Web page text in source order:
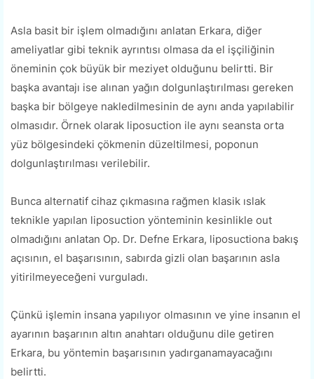
Asla basit bir işlem olmadığını anlatan Erkara, diğer
ameliyatlar gibi teknik ayrıntısı olmasa da el işçiliğinin
öneminin çok büyük bir meziyet olduğunu belirtti. Bir
başka avantajı ise alınan yağın dolgunlaştırılması gereken
başka bir bölgeye nakledilmesinin de aynı anda yapılabilir
olmasıdır. Örnek olarak liposuction ile aynı seansta orta
yüz bölgesindeki çökmenin düzeltilmesi, poponun
dolgunlaştırılması verilebilir.
Bunca alternatif cihaz çıkmasına rağmen klasik ıslak
teknikle yapılan liposuction yönteminin kesinlikle out
olmadığını anlatan Op. Dr. Defne Erkara, liposuctiona bakış
açısının, el başarısının, sabırda gizli olan başarının asla
yitirilmeyeceğeni vurguladı.
Çünkü işlemin insana yapılıyor olmasının ve yine insanın el
ayarının başarının altın anahtarı olduğunu dile getiren
Erkara, bu yöntemin başarısının yadırganamayacağını
belirtti.